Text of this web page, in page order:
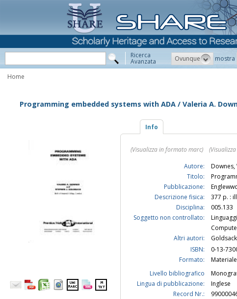
Ricerca
Avanzata Ovunque mostra
Home
Programming embedded systems with ADA / Valeria A.
Info
(Visualizza in formato marc)
(Visualizza
Autore:
Downes,
Titolo:
Pubblicazione:
Descrizione fisica:
377 p. :
Disciplina:
005.133
Soggetto non controllato:
Altri autori:
ISBN:
0-13-
Formato:
Livello bibliografico
Lingua di pubblicazione:
Inglese
Record Nr.: